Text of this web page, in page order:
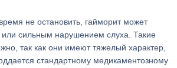
не остановить, гайморит может
или сильным нарушением слуха. Такие
так как они имеют тяжелый характер,
стандартному медикаментозному